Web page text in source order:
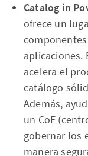
Catalog in
ofrece un
aplicaciones.
acelera el
catálogo
Además,
un CoE
gobernar los
manera